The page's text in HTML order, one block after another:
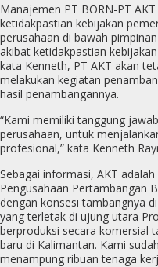
Manajemen PT BORN-PT
ketidakpastian kebijakan
perusahaan di bawah
akibat ketidakpastian
kata Kenneth, PT AKT akan
melakukan kegiatan
hasil penambangannya.
“Kami memiliki tanggung
perusahaan, untuk
profesional,” kata Kenneth
Sebagai informasi, AKT
Pengusahaan Pertambangan
dengan konsesi tambangnya
yang terletak di ujung utara
berproduksi secara komersial
baru di Kalimantan. Kami
menampung ribuan tenaga